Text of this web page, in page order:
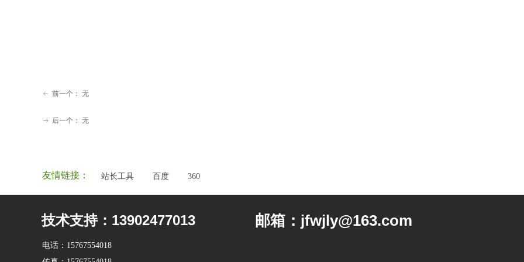
ꂃ 前一个： 无
ꁹ 后一个： 无
邮箱：jfwjly@163.com
技术支持：13902477013
电话： 15767554018
友情链接： 站长工具 百度 360